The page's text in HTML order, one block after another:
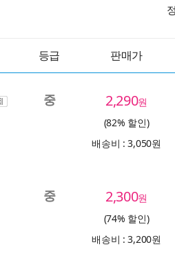
등급 판매가
중 2,290원
(82% 할인)
배송비 : 3,050원
중 2,300원
(74% 할인)
배송비 : 3,200원